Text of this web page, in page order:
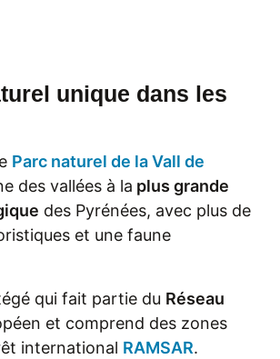
unique dans les
Parc naturel de la Vall de
des vallées à la plus grande
des Pyrénées, avec plus de
et une faune
qui fait partie du Réseau
et comprend des zones
international RAMSAR.